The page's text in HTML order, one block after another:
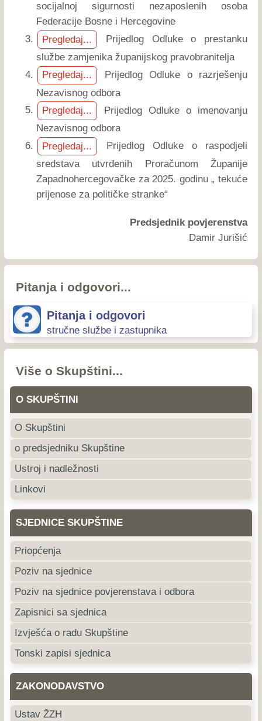
socijalnoj sigurnosti nezaposlenih osoba
Federacije Bosne i Hercegovine
Pregledaj...
Prijedlog Odluke o prestanku
službe zamjenika županijskog pravobranitelja
Pregledaj...
Prijedlog Odluke o razrješenju
Nezavisnog odbora
Pregledaj...
Prijedlog Odluke o imenovanju
Nezavisnog odbora
Pregledaj...
Prijedlog Odluke o raspodjeli
sredstava utvrđenih Proračunom Županije
Zapadnohercegovačke za 2025. godinu „ tekuće
prijenose za političke stranke“
Predsjednik povjerenstva
Damir Jurišić
Pitanja i odgovori...
Pitanja i odgovori
stručne službe i zastupnika
Više o Skupštini...
O SKUPŠTINI
O Skupštini
o predsjedniku Skupštine
Ustroj i nadležnosti
Linkovi
SJEDNICE SKUPŠTINE
Priopćenja
Poziv na sjednice
Poziv na sjednice povjerenstava i odbora
Zapisnici sa sjednica
Izvješća o radu Skupštine
Tonski zapisi sjednica
ZAKONODAVSTVO
Ustav ŽZH